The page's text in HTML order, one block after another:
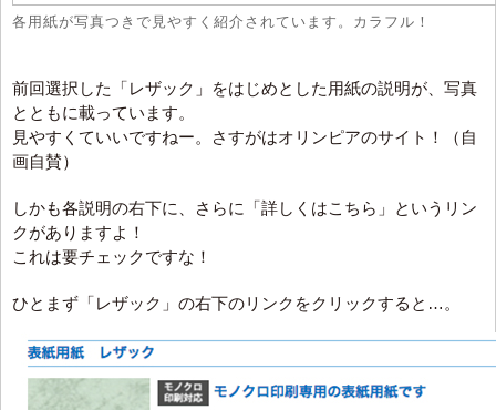
各用紙が写真つきで見やすく紹介されています。カラフル！
前回選択した「レザック」をはじめとした用紙の説明が、写真
とともに載っています。
見やすくていいですねー。さすがはオリンピアのサイト！（自
画自賛）
しかも各説明の右下に、さらに「詳しくはこちら」というリン
クがありますよ！
これは要チェックですな！
ひとまず「レザック」の右下のリンクをクリックすると…。